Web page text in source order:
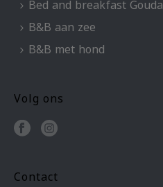
Bed and breakfast Gouda
B&B aan zee
B&B met hond
Volg ons
Contact